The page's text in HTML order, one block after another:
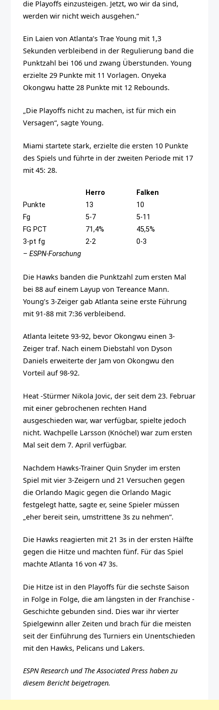
die Playoffs einzusteigen. Jetzt, wo wir da sind,
werden wir nicht weich ausgehen.“
Ein Laien von Atlanta’s Trae Young mit 1,3
Sekunden verbleibend in der Regulierung band die
Punktzahl bei 106 und zwang Überstunden. Young
erzielte 29 Punkte mit 11 Vorlagen. Onyeka
Okongwu hatte 28 Punkte mit 12 Rebounds.
„Die Playoffs nicht zu machen, ist für mich ein
Versagen“, sagte Young.
Miami startete stark, erzielte die ersten 10 Punkte
des Spiels und führte in der zweiten Periode mit 17
mit 45: 28.
Herro
Falken
Punkte
13
10
Fg
5-7
5-11
FG PCT
71,4%
45,5%
3-pt fg
2-2
0-3
– ESPN-Forschung
Die Hawks banden die Punktzahl zum ersten Mal
bei 88 auf einem Layup von Tereance Mann.
Young’s 3-Zeiger gab Atlanta seine erste Führung
mit 91-88 mit 7:36 verbleibend.
Atlanta leitete 93-92, bevor Okongwu einen 3-
Zeiger traf. Nach einem Diebstahl von Dyson
Daniels erweiterte der Jam von Okongwu den
Vorteil auf 98-92.
Heat -Stürmer Nikola Jovic, der seit dem 23. Februar
mit einer gebrochenen rechten Hand
ausgeschieden war, war verfügbar, spielte jedoch
nicht. Wachpelle Larsson (Knöchel) war zum ersten
Mal seit dem 7. April verfügbar.
Nachdem Hawks-Trainer Quin Snyder im ersten
Spiel mit vier 3-Zeigern und 21 Versuchen gegen
die Orlando Magic gegen die Orlando Magic
festgelegt hatte, sagte er, seine Spieler müssen
„eher bereit sein, umstrittene 3s zu nehmen“.
Die Hawks reagierten mit 21 3s in der ersten Hälfte
gegen die Hitze und machten fünf. Für das Spiel
machte Atlanta 16 von 47 3s.
Die Hitze ist in den Playoffs für die sechste Saison
in Folge in Folge, die am längsten in der Franchise -
Geschichte gebunden sind. Dies war ihr vierter
Spielgewinn aller Zeiten und brach für die meisten
seit der Einführung des Turniers ein Unentschieden
mit den Hawks, Pelicans und Lakers.
ESPN Research und The Associated Press haben zu
diesem Bericht beigetragen.